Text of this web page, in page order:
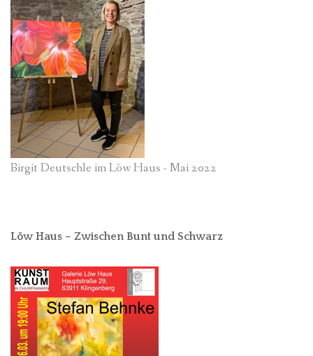
Birgit Deutschle im Löw Haus - Mai 2022
Löw Haus – Zwischen Bunt und Schwarz